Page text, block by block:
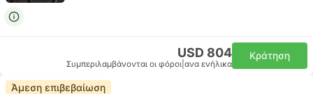
USD 804
Συμπεριλαμβάνονται οι φόροι ανα ενήλικα
Κράτηση
Άμεση επιβεβαίωση